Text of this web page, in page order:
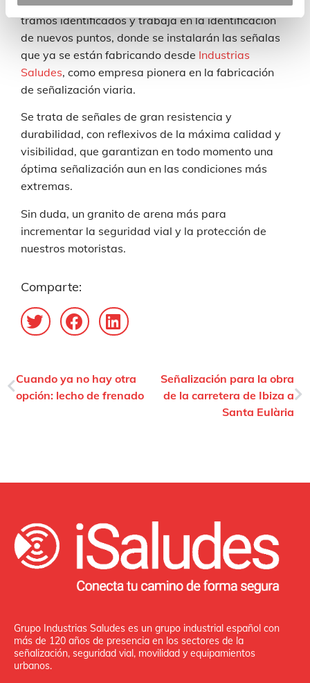
tramos identificados y trabaja en la identificación
de nuevos puntos, donde se instalarán las señalas
que ya se están fabricando desde Industrias
Saludes, como empresa pionera en la fabricación
de señalización viaria.
Se trata de señales de gran resistencia y
durabilidad, con reflexivos de la máxima calidad y
visibilidad, que garantizan en todo momento una
óptima señalización aun en las condiciones más
extremas.
Sin duda, un granito de arena más para
incrementar la seguridad vial y la protección de
nuestros motoristas.
Comparte:
Cuando ya no hay otra
opción: lecho de frenado
Señalización para la obra
de la carretera de Ibiza a
Santa Eulària
Grupo Industrias Saludes es un grupo industrial español con
más de 120 años de presencia en los sectores de la
señalización, seguridad vial, movilidad y equipamientos
urbanos.